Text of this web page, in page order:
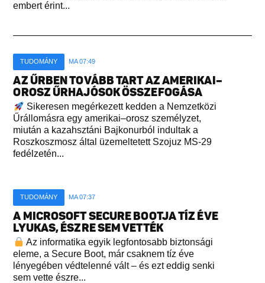
embert érint...
TUDOMÁNY MA 07:49
AZ ŰRBEN TOVÁBB TART AZ AMERIKAI–
OROSZ ŰRHAJÓSOK ÖSSZEFOGÁSA
Sikeresen megérkezett kedden a Nemzetközi
Űrállomásra egy amerikai–orosz személyzet,
miután a kazahsztáni Bajkonurból indultak a
Roszkoszmosz által üzemeltetett Szojuz MS-29
fedélzetén...
TUDOMÁNY MA 07:37
A MICROSOFT SECURE BOOTJA TÍZ ÉVE
LYUKAS, ÉSZRE SEM VETTÉK
Az informatika egyik legfontosabb biztonsági
eleme, a Secure Boot, már csaknem tíz éve
lényegében védtelenné vált – és ezt eddig senki
sem vette észre...